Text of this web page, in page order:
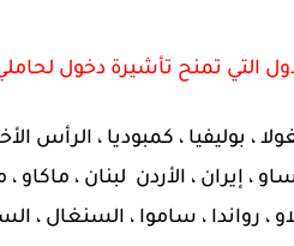
التي تمنح تأشيرة دخول
، بوليفيا ، كمبوديا ، الرأس
، إيران ، الأردن لبنان ،
، رواندا ، ساموا ، السنغال ،